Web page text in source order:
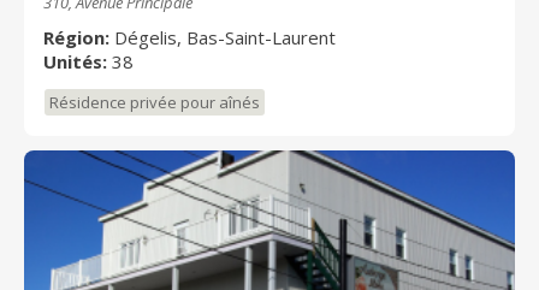
Région: Dégelis, Bas-Saint-Laurent
Unités: 38
Résidence privée pour aînés